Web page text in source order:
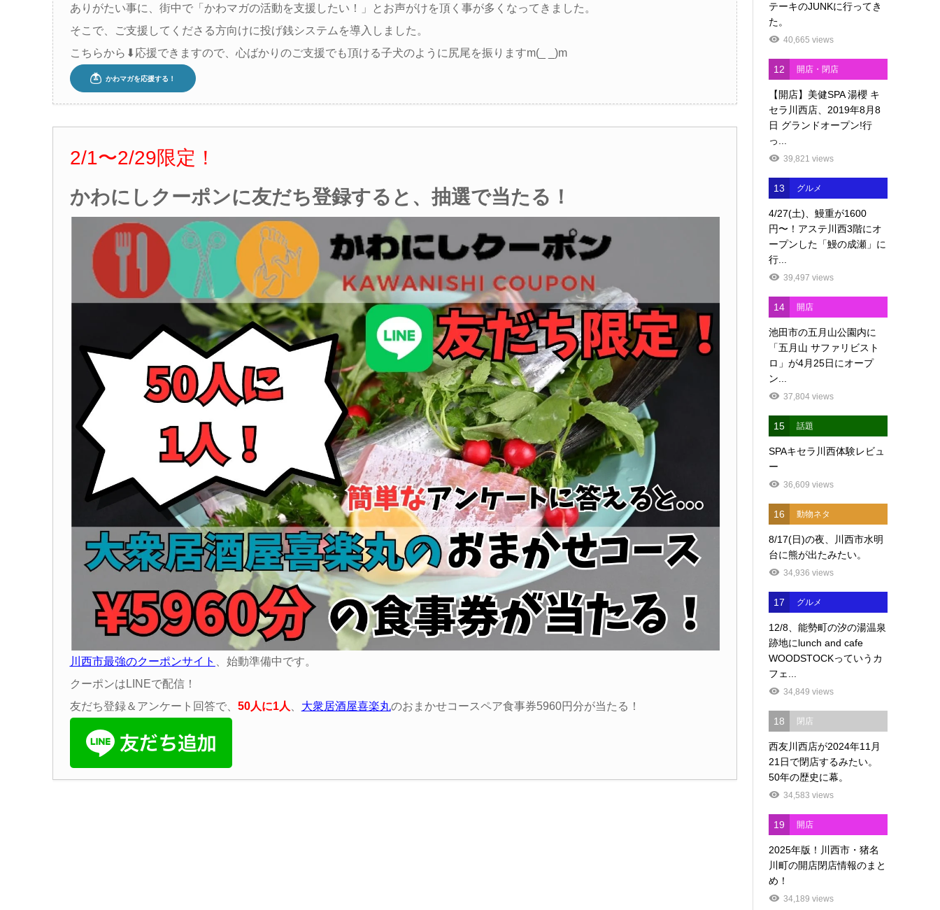
ありがたい事に、街中で「かわマガの活動を支援したい！」とお声がけを頂く事が多くなってきました。
そこで、ご支援してくださる方向けに投げ銭システムを導入しました。
こちらから⬇︎応援できますので、心ばかりのご支援でも頂ける子犬のように尻尾を振りますm(_ _)m
2/1〜2/29限定！
かわにしクーポンに友だち登録すると、抽選で当たる！
川西市最強のクーポンサイト
、始動準備中です。
クーポンはLINEで配信！
友だち登録＆アンケート回答で、 50人に1人 大衆居酒屋喜楽丸のおまかせコースペア食事券5960円分が当たる！
テーキのJUNKに行ってき
た。
40,665 views
12 開店・閉店
【開店】美健SPA 湯櫻 キ
セラ川西店、2019年8月8
日 グランドオープン!行
っ...
39,821 views
13 グルメ
4/27(土)、鰻重が1600
円〜！アステ川西3階にオ
ープンした「鰻の成瀬」に
行...
39,497 views
14 開店
池田市の五月山公園内に
「五月山 サファリビスト
ロ」が4月25日にオープ
ン...
37,804 views
15 話題
SPAキセラ川西体験レビュ
ー
36,609 views
16 動物ネタ
8/17(日)の夜、川西市水明
台に熊が出たみたい。
34,936 views
17 グルメ
12/8、能勢町の汐の湯温泉
跡地にlunch and cafe
WOODSTOCKっていうカ
フェ...
34,849 views
18 閉店
西友川西店が2024年11月
21日で閉店するみたい。
50年の歴史に幕。
34,583 views
19 開店
2025年版！川西市・猪名
川町の開店閉店情報のまと
め！
34,189 views